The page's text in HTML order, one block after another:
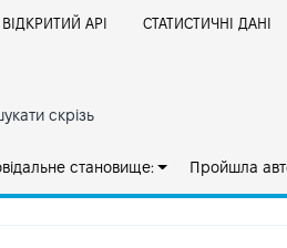
ВІДКРИТИЙ АРІ СТАТИСТИЧНІ ДАНІ
скрізь
становище: Пройшла